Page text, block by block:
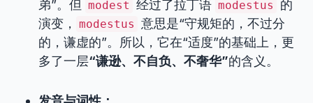
弟”。但 modest 经过了拉丁语 modestus
的
演变， modestus 意思是“守规矩的，不过分
的，谦虚的”。所以，它在“适度”的基础上，更
多了一层“谦逊、不自负、不奢华”的含义。